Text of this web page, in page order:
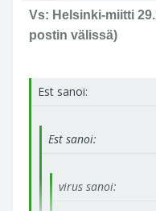
Vs: Helsinki-miitti
postin välissä)
Est sanoi:
Est sanoi:
virus sanoi: